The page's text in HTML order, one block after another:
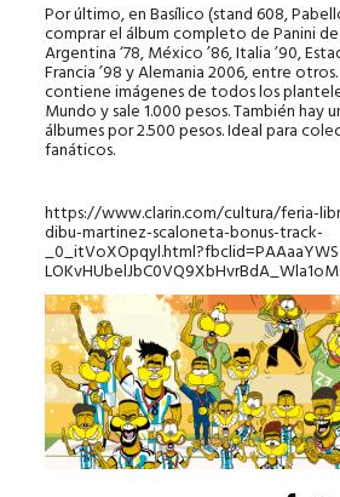
Por último, en Basílico (stand 608,
comprar el álbum completo de Panini
Argentina ‘78, México ’86, Italia ’90,
Francia ’98 y Alemania 2006, entre
contiene imágenes de todos los
Mundo y sale 1.000 pesos. También hay
álbumes por 2.500 pesos. Ideal para
fanáticos.
https://www.clarin.com/cultura/feria-
dibu-martinez-scaloneta-bonus-track-